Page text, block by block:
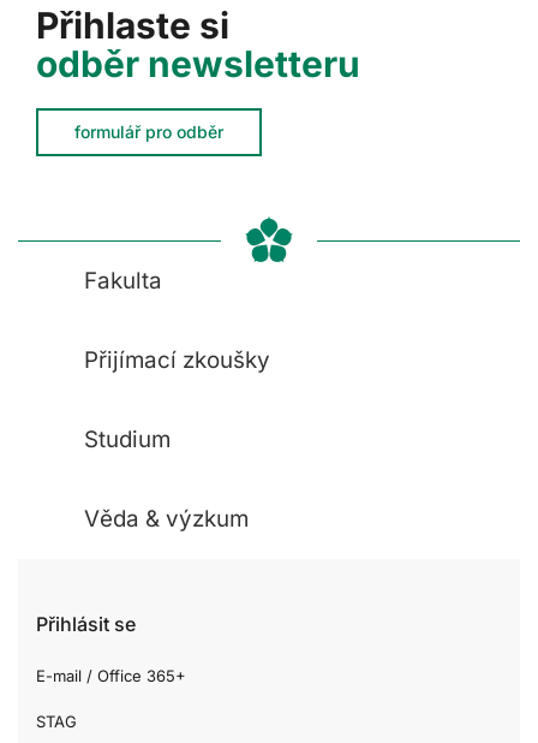
Přihlaste si
odběr newsletteru
formulář pro odběr
Fakulta
Přijímací zkoušky
Studium
Věda & výzkum
Přihlásit se
E-mail / Office 365+
STAG